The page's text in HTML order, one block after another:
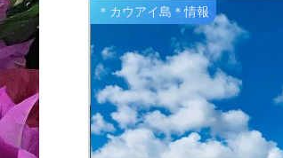
＊カウアイ島＊情報